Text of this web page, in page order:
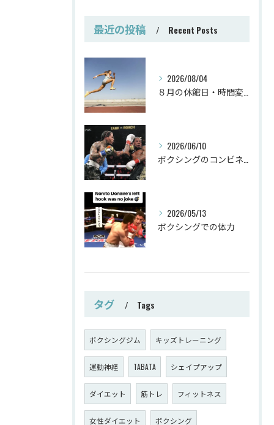
最近の投稿 Recent Posts
2026/08/04
2026/06/10
2026/05/13
ボクシングでの体力
タグ Tags
ボクシングジム キッズトレーニング
運動神経 TABATA シェイプアップ
ダイエット 筋トレ フィットネス
女性ダイエット ボクシング